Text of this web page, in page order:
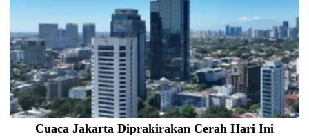
Cuaca Jakarta Diprakirakan Cerah Hari Ini